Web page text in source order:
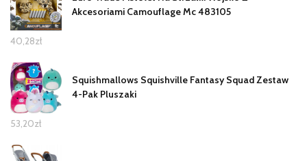
Akcesoriami Camouflage Mc 483105
40,28zł
Squishmallows Squishville Fantasy Squad Zestaw
4-Pak Pluszaki
53,20zł